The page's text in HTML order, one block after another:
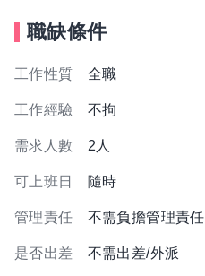
職缺條件
工作性質 全職
工作經驗 不拘
需求人數 2人
可上班日 隨時
管理責任 不需負擔管理責任
是否出差 不需出差/外派